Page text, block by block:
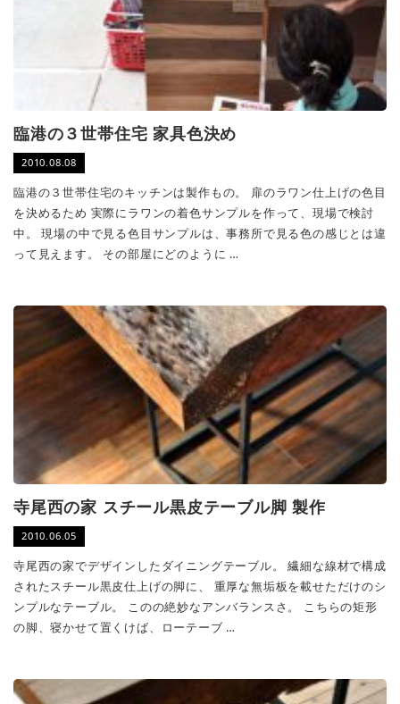
臨港の３世帯住宅 家具色決め
2010.08.08
臨港の３世帯住宅のキッチンは製作もの。 扉のラワン仕上げの色目
を決めるため 実際にラワンの着色サンプルを作って、現場で検討
中。 現場の中で見る色目サンプルは、事務所で見る色の感じとは違
って見えます。 その部屋にどのように …
寺尾西の家 スチール黒皮テーブル脚 製作
2010.06.05
寺尾西の家でデザインしたダイニングテーブル。 繊細な線材で構成
されたスチール黒皮仕上げの脚に、 重厚な無垢板を載せただけのシ
ンプルなテーブル。 このの絶妙なアンバランスさ。 こちらの矩形
の脚、寝かせて置くけば、ローテーブ …